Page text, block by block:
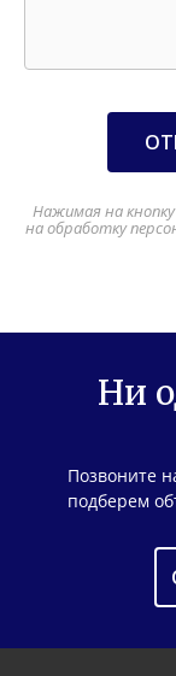
Нажимая на
на обработку
Ни
Позвоните
подберем